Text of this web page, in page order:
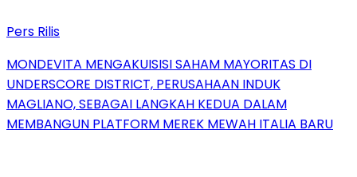
Pers Rilis
MONDEVITA MENGAKUISISI SAHAM MAYORITAS DI
UNDERSCORE DISTRICT, PERUSAHAAN INDUK
MAGLIANO, SEBAGAI LANGKAH KEDUA DALAM
MEMBANGUN PLATFORM MEREK MEWAH ITALIA BARU